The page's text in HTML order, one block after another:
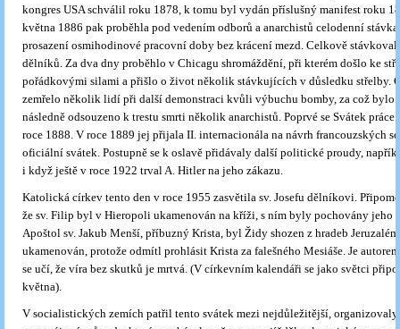
kongres USA schválil roku 1878, k tomu byl vydán příslušný manifest roku
května 1886 pak proběhla pod vedením odborů a anarchistů celodenní
prosazení osmihodinové pracovní doby bez krácení mezd. Celkově
dělníků. Za dva dny proběhlo v Chicagu shromáždění, při kterém došlo ke
pořádkovými silami a přišlo o život několik stávkujících v důsledku střelby.
zemřelo několik lidí při další demonstraci kvůli výbuchu bomby, za což bylo
následně odsouzeno k trestu smrti několik anarchistů. Poprvé se Svátek
roce 1888. V roce 1889 jej přijala II. internacionála na návrh francouzských
oficiální svátek. Postupně se k oslavě přidávaly další politické proudy,
i když ještě v roce 1922 trval A. Hitler na jeho zákazu.
Katolická církev tento den v roce 1955 zasvětila sv. Josefu dělníkovi.
že sv. Filip byl v Hieropoli ukamenován na kříži, s ním byly pochovány jeho
Apoštol sv. Jakub Menší, příbuzný Krista, byl Židy shozen z hradeb
ukamenován, protože odmítl prohlásit Krista za falešného Mesiáše. Je
se učí, že víra bez skutků je mrtvá. (V církevním kalendáři se jako světci
května).
V socialistických zemích patřil tento svátek mezi nejdůležitější, organizovaly